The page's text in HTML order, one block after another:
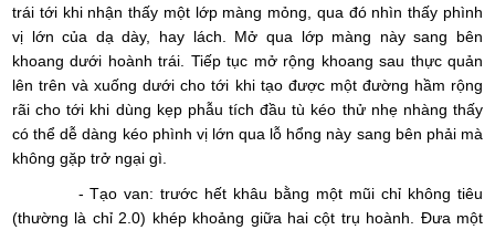
trái tới khi nhận thấy một lớp màng mỏng, qua đó nhìn thấy phình
vị lớn của dạ dày, hay lách. Mở qua lớp màng này sang bên
khoang dưới hoành trái. Tiếp tục mở rộng khoang sau thực quản
lên trên và xuống dưới cho tới khi tạo được một đường hầm rộng
rãi cho tới khi dùng kẹp phẫu tích đầu tù kéo thử nhẹ nhàng thấy
có thể dễ dàng kéo phình vị lớn qua lỗ hổng này sang bên phải mà
không gặp trở ngại gì.
- Tạo van: trước hết khâu bằng một mũi chỉ không tiêu
(thường là chỉ 2.0) khép khoảng giữa hai cột trụ hoành. Đưa một